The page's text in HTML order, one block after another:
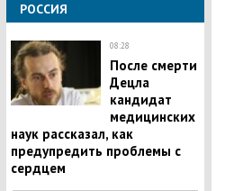
РОССИЯ
08:28
После смерти
Децла
кандидат
медицинских
наук рассказал, как
предупредить проблемы с
сердцем